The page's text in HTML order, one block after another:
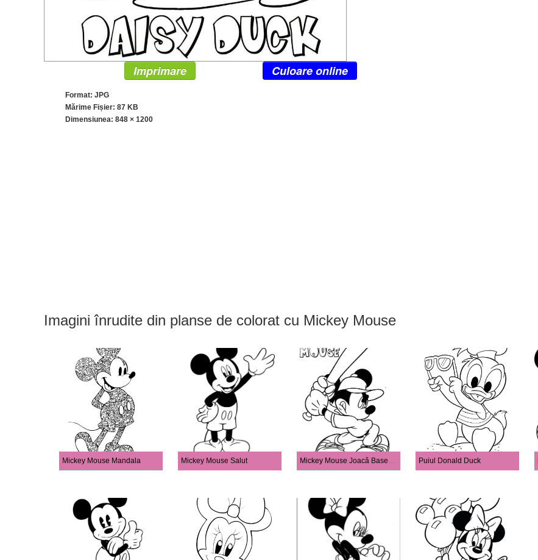
Imprimare Culoare online
Format: JPG
Mărime Fișier: 87 KB
Dimensiunea: 848 × 1200
Imagini înrudite din planse de colorat cu Mickey Mouse
Mickey Mouse Mandala Mickey Mouse Salut Mickey Mouse Joacă Baseball Puiul Donald Duck